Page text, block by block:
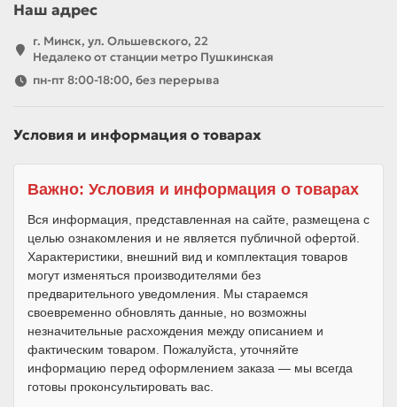
Наш адрес
г. Минск, ул. Ольшевского, 22
Недалеко от станции метро Пушкинская
пн-пт 8:00-18:00, без перерыва
Условия и информация о товарах
Важно: Условия и информация о товарах
Вся информация, представленная на сайте, размещена с
целью ознакомления и не является публичной офертой.
Характеристики, внешний вид и комплектация товаров
могут изменяться производителями без
предварительного уведомления. Мы стараемся
своевременно обновлять данные, но возможны
незначительные расхождения между описанием и
фактическим товаром. Пожалуйста, уточняйте
информацию перед оформлением заказа — мы всегда
готовы проконсультировать вас.